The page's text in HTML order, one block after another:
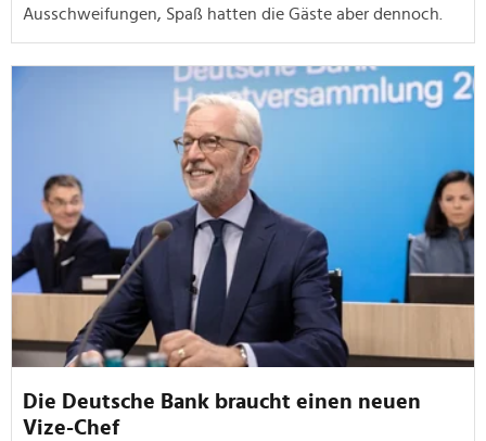
Ausschweifungen, Spaß hatten die Gäste aber dennoch.
Die Deutsche Bank braucht einen neuen
Vize-Chef